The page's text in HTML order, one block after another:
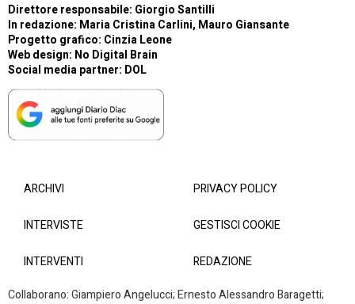
Direttore responsabile: Giorgio Santilli
In redazione: Maria Cristina Carlini, Mauro Giansante
Progetto grafico: Cinzia Leone
Web design: No Digital Brain
Social media partner: DOL
ARCHIVI
INTERVISTE
INTERVENTI
PRIVACY POLICY
GESTISCI COOKIE
REDAZIONE
Collaborano: Giampiero Angelucci; Ernesto Alessandro Baragetti;